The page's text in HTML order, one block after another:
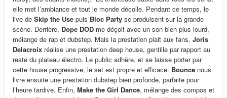
elle met l’ambiance et tout le monde décolle. Pendant ce temps, le
live de Skip the Use puis Bloc Party se produisent sur la grande
scène. Derrière, Dope DOD me déçoit avec un son bien plus lourd,
mélange de rap et dubstep. Mais la prestation plait aux fans. Joris
Delacroix réalise une prestation deep house, gentille par rapport au
reste du plateau électro. Le public adhère, et se laisse porter par
cette house progressive; le set est propre et efficace. Bounce nous
livre ensuite une prestation dubstep bien profonde, parfaite pour
l’heure tardive. Enfin, Make the Girl Dance, mélange des compos et